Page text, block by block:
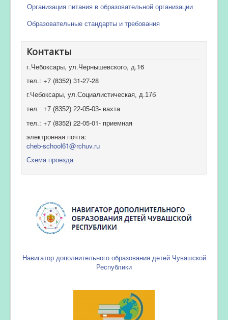
Организация питания в образовательной организации
Образовательные стандарты и требования
Контакты
г.Чебоксары, ул.Чернышевского, д.16
тел.: +7 (8352) 31-27-28
г.Чебоксары, ул.Социалистическая, д.17б
тел.: +7 (8352) 22-05-03- вахта
тел.: +7 (8352) 22-05-01- приемная
электронная почта:
cheb-school61@rchuv.ru
Схема проезда
Навигатор дополнительного образования детей Чувашской
Республики